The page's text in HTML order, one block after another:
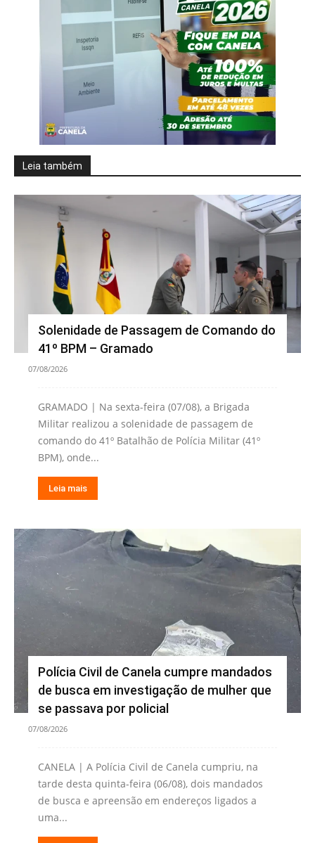
Leia também
Solenidade de Passagem de Comando do
41º BPM – Gramado
07/08/2026
GRAMADO | Na sexta-feira (07/08), a Brigada
Militar realizou a solenidade de passagem de
comando do 41º Batalhão de Polícia Militar (41º
BPM), onde...
Leia mais
Polícia Civil de Canela cumpre mandados
de busca em investigação de mulher que
se passava por policial
07/08/2026
CANELA | A Polícia Civil de Canela cumpriu, na
tarde desta quinta-feira (06/08), dois mandados
de busca e apreensão em endereços ligados a
uma...